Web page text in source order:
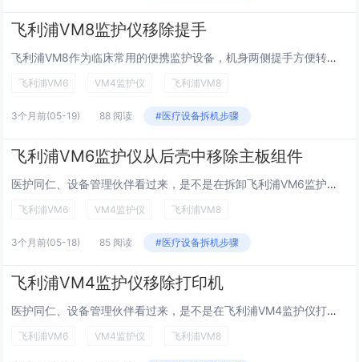
飞利浦VM8监护仪移除提手
飞利浦VM8作为临床常用的便携监护设备，机身两侧提手方便转运与移动。但在深度维修、外壳维修、整机清洁翻新时，就需要拆卸原装提手组件。很多工程师实操时容易用力过猛损坏配件，本期分享VM8监护仪提手的正确移除方法，轻松搞定拆装维修。飞利浦VM8...
飞利浦VM6 VM4监护仪 飞利浦VM8
3个月前(05-19) 88 阅读 #医疗设备拆机步骤
飞利浦VM6监护仪从后壳中移除主板组件
医护同仁、设备管理伙伴看过来，是不是在拆卸飞利浦VM6监护仪后壳主板组件时，总被精密线路、固定结构难住，担心操作失误损坏核心部件？别急！为解决大家的实操痛点，简化拆卸流程，今天推送超详细实操指南，结合设备模块化设计特点，明确拆卸要点、规避操...
飞利浦VM6 VM4监护仪 飞利浦VM8
3个月前(05-18) 85 阅读 #医疗设备拆机步骤
飞利浦VM4监护仪移除打印机
医护同仁、设备管理伙伴看过来，是不是在飞利浦VM4监护仪打印机移除时，总担心操作失误伤设备？别急！为解决大家的实操难题，简化维护流程，今天推送超详细实操指南，无需复杂工具，跟着步骤一步步来，轻松搞定打印机移除，省时又省心，助力大家高效完成设...
飞利浦VM6 VM4监护仪 飞利浦VM8